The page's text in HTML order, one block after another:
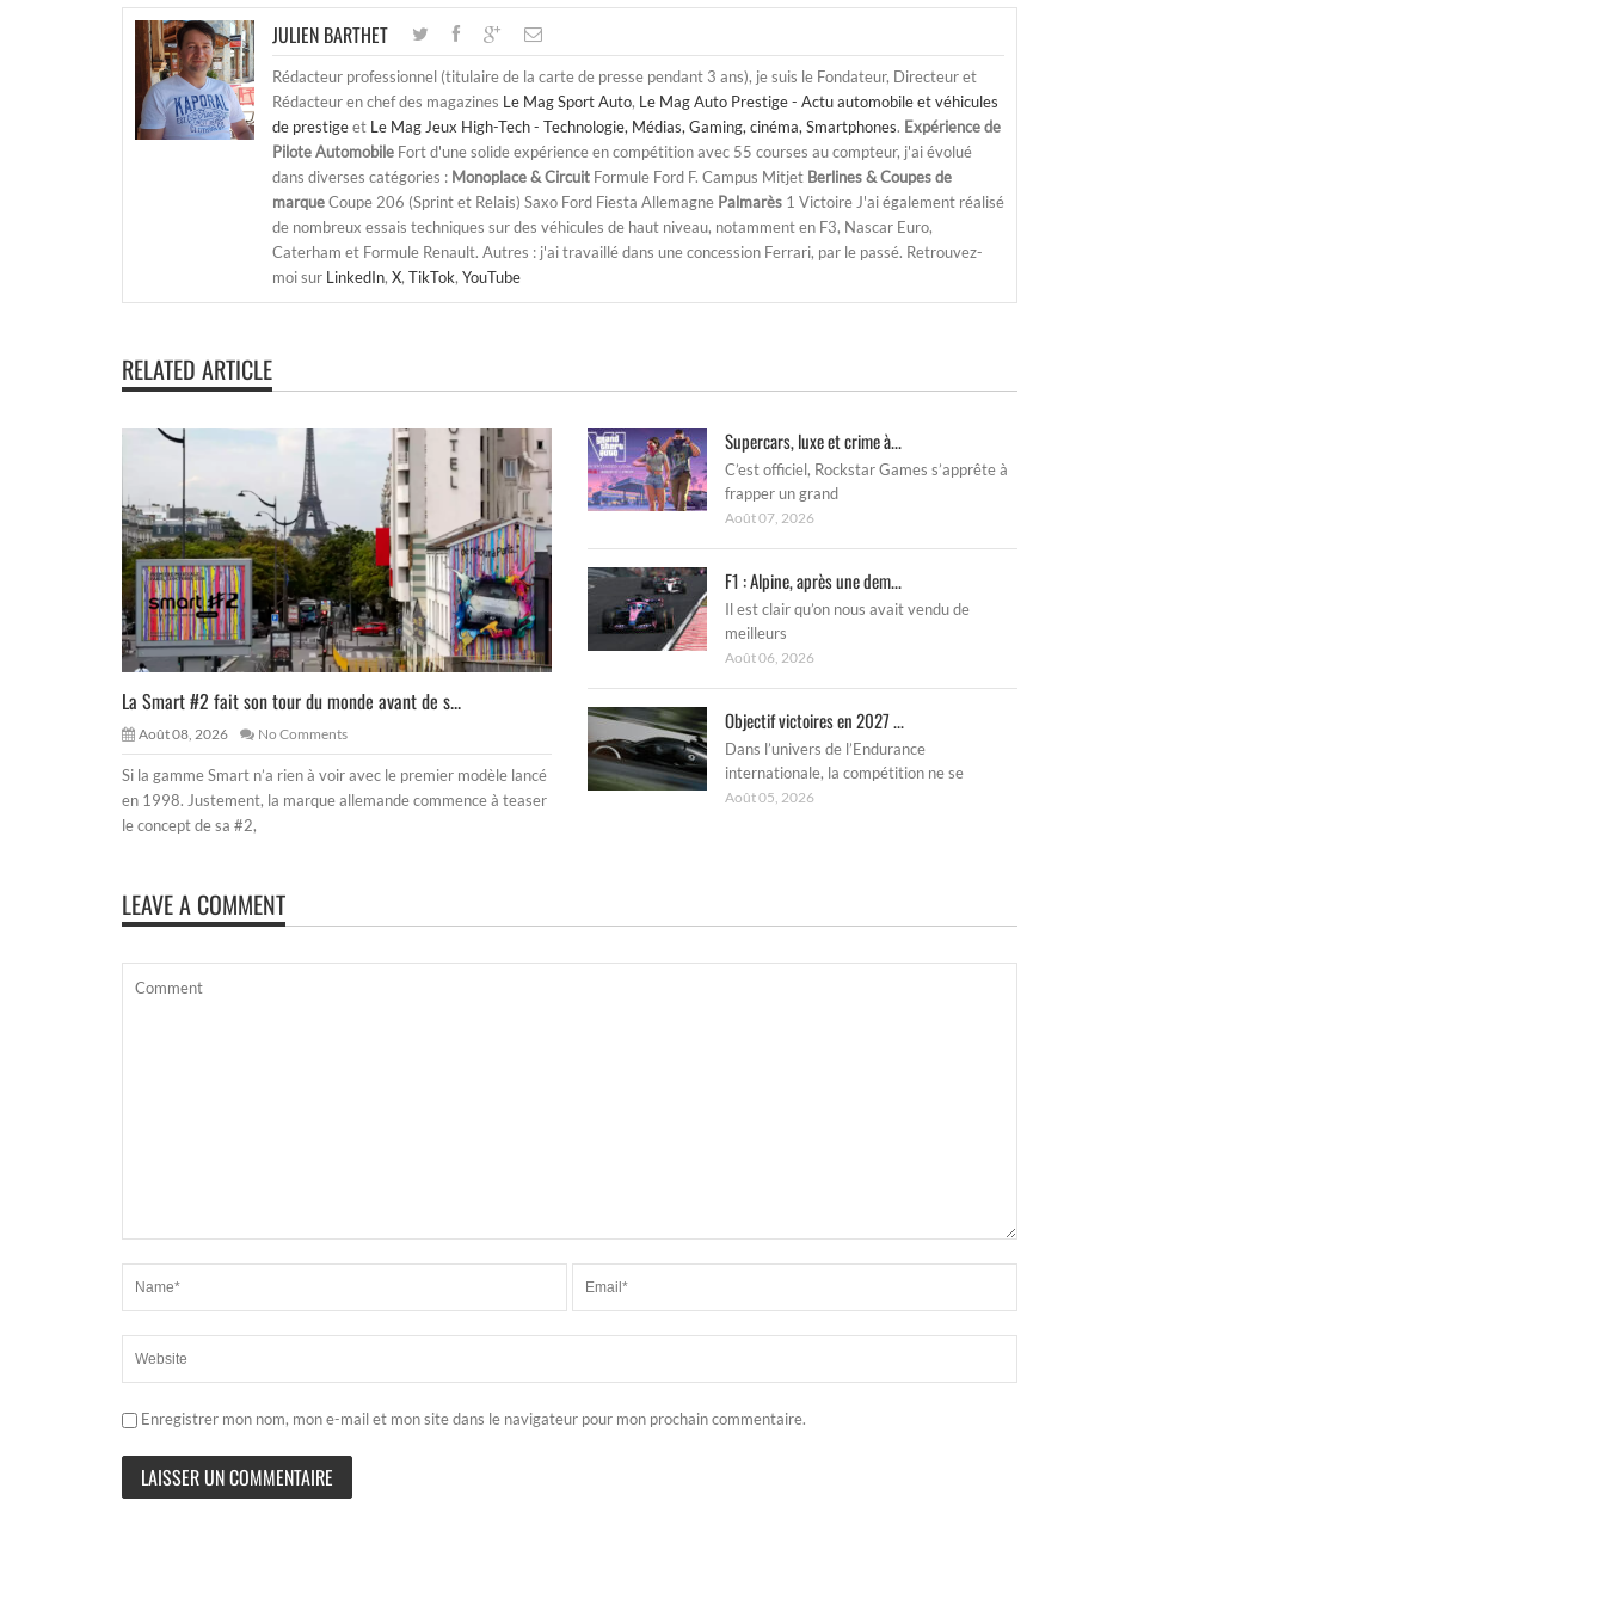
JULIEN BARTHET
Rédacteur professionnel (titulaire de la carte de presse pendant 3 ans), je suis le Fondateur, Directeur et
Rédacteur en chef des magazines Le Mag Sport Auto, Le Mag Auto Prestige - Actu automobile et véhicules
de prestigeet Le Mag Jeux High-Tech - Technologie, Médias, Gaming, cinéma, Smartphones. Expérience de
Pilote Automobile Fort d'une solide expérience en compétition avec 55 courses au compteur, j'ai évolué
dans diverses catégories : Monoplace & Circuit Formule Ford F. Campus Mitjet Berlines & Coupes de
marqueCoupe 206 (Sprint et Relais) Saxo Ford Fiesta Allemagne Palmarès 1 Victoire J'ai également réalisé
de nombreux essais techniques sur des véhicules de haut niveau, notamment en F3, Nascar Euro,
Caterham et Formule Renault. Autres : j'ai travaillé dans une concession Ferrari, par le passé. Retrouvez-
moi sur LinkedIn, X, TikTok, YouTube
RELATED ARTICLE
La Smart #2 fait son tour du monde avant de s...
Août 08, 2026 No Comments
Si la gamme Smart n’a rien à voir avec le premier modèle lancé
en 1998. Justement, la marque allemande commence à teaser
le concept de sa #2,
Supercars, luxe et crime à...
C’est officiel, Rockstar Games s’apprête à
frapper un grand
Août 07, 2026
F1 : Alpine, après une dem...
Il est clair qu’on nous avait vendu de
meilleurs
Août 06, 2026
Objectif victoires en 2027 ...
Dans l’univers de l’Endurance
internationale, la compétition ne se
Août 05, 2026
LEAVE A COMMENT
Enregistrer mon nom, mon e-mail et mon site dans le navigateur pour mon prochain commentaire.